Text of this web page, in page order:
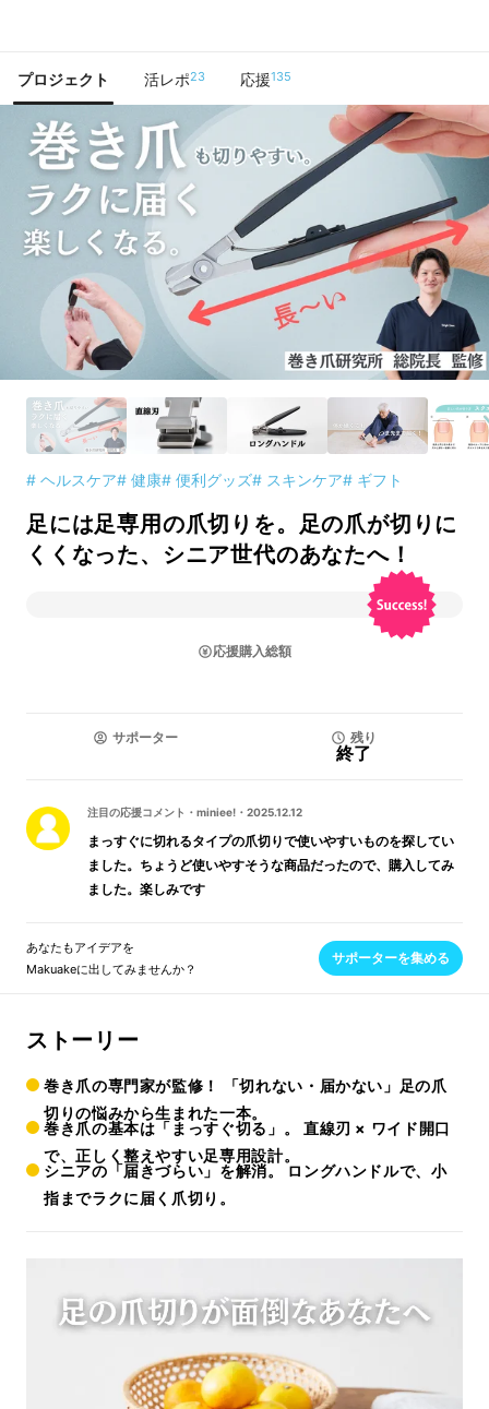
プロジェクト 活レポ23 応援135
# ヘルスケア# 健康# 便利グッズ# スキンケア# ギフト
足には足専用の爪切りを。足の爪が切りに
くくなった、シニア世代のあなたへ！
応援購入総額
サポーター 残り
終了
注目の応援コメント ・ miniee! ・ 2025.12.12
まっすぐに切れるタイプの爪切りで使いやすいものを探してい
ました。ちょうど使いやすそうな商品だったので、購入してみ
ました。楽しみです
あなたもアイデアを
Makuakeに出してみませんか？
サポーターを集める
ストーリー
巻き爪の専門家が監修！ 「切れない・届かない」足の爪
切りの悩みから生まれた一本。
巻き爪の基本は「まっすぐ切る」。 直線刃 × ワイド開口
で、正しく整えやすい足専用設計。
シニアの「届きづらい」を解消。 ロングハンドルで、小
指までラクに届く爪切り。